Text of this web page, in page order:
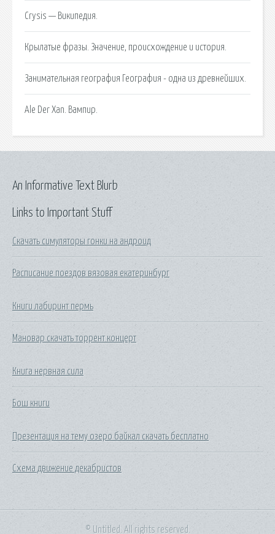
Crysis — Википедия.
Крылатые фразы. Значение, происхождение и история.
Занимательная география География - одна из древнейших.
Аlе Dеr Xаn. Вампир.
Links to Important Stuff
Скачать симуляторы гонки на андроид
Расписание поездов вязовая екатеринбург
Книги лабиринт пермь
Мановар скачать торрент концерт
Книга нервная сила
Бош книги
Презентация на тему озеро байкал скачать бесплатно
Схема движение декабристов
An Informative Text Blurb
© Untitled. All rights reserved.